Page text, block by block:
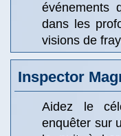
événements
dans les
visions de
Inspector
Aidez le
enquêter sur